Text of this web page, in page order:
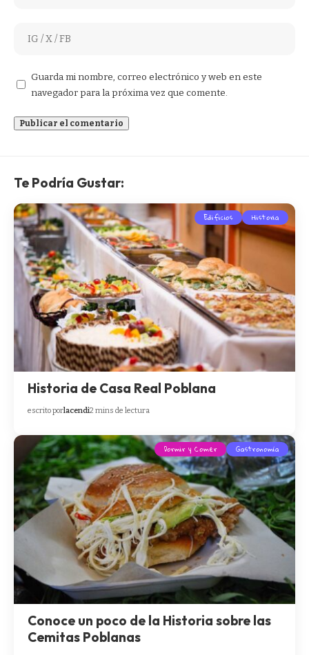
Guarda mi nombre, correo electrónico y web en este
navegador para la próxima vez que comente.
Te Podría Gustar:
Edificios Historia
Historia de Casa Real Poblana
escrito porlacendi2 mins de lectura
Dormir y Comer Gastronomía
Conoce un poco de la Historia sobre las
Cemitas Poblanas